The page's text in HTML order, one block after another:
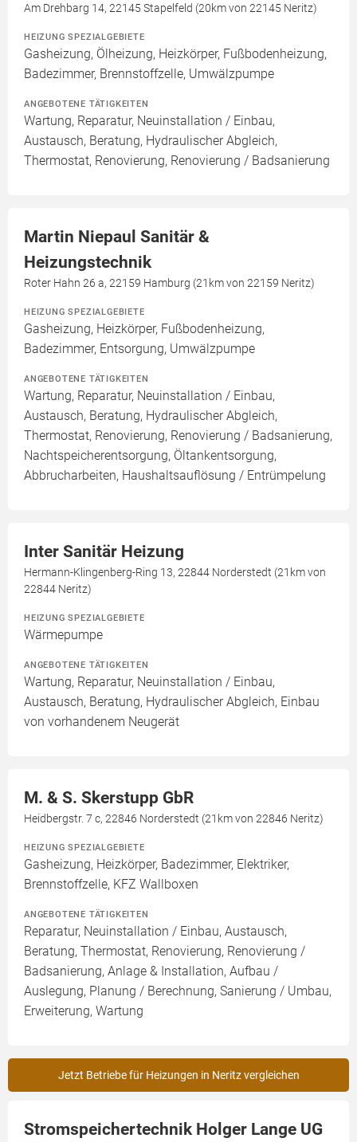
Am Drehbarg 14, 22145 Stapelfeld (20km von 22145 Neritz)
HEIZUNG SPEZIALGEBIETE
Gasheizung, Ölheizung, Heizkörper, Fußbodenheizung,
Badezimmer, Brennstoffzelle, Umwälzpumpe
ANGEBOTENE TÄTIGKEITEN
Wartung, Reparatur, Neuinstallation / Einbau,
Austausch, Beratung, Hydraulischer Abgleich,
Thermostat, Renovierung, Renovierung / Badsanierung
Martin Niepaul Sanitär &
Heizungstechnik
Roter Hahn 26 a, 22159 Hamburg (21km von 22159 Neritz)
HEIZUNG SPEZIALGEBIETE
Gasheizung, Heizkörper, Fußbodenheizung,
Badezimmer, Entsorgung, Umwälzpumpe
ANGEBOTENE TÄTIGKEITEN
Wartung, Reparatur, Neuinstallation / Einbau,
Austausch, Beratung, Hydraulischer Abgleich,
Thermostat, Renovierung, Renovierung / Badsanierung,
Nachtspeicherentsorgung, Öltankentsorgung,
Abbrucharbeiten, Haushaltsauflösung / Entrümpelung
Inter Sanitär Heizung
Hermann-Klingenberg-Ring 13, 22844 Norderstedt (21km von
22844 Neritz)
HEIZUNG SPEZIALGEBIETE
Wärmepumpe
ANGEBOTENE TÄTIGKEITEN
Wartung, Reparatur, Neuinstallation / Einbau,
Austausch, Beratung, Hydraulischer Abgleich, Einbau
von vorhandenem Neugerät
M. & S. Skerstupp GbR
Heidbergstr. 7 c, 22846 Norderstedt (21km von 22846 Neritz)
HEIZUNG SPEZIALGEBIETE
Gasheizung, Heizkörper, Badezimmer, Elektriker,
Brennstoffzelle, KFZ Wallboxen
ANGEBOTENE TÄTIGKEITEN
Reparatur, Neuinstallation / Einbau, Austausch,
Beratung, Thermostat, Renovierung, Renovierung /
Badsanierung, Anlage & Installation, Aufbau /
Auslegung, Planung / Berechnung, Sanierung / Umbau,
Erweiterung, Wartung
Jetzt Betriebe für Heizungen in Neritz vergleichen
Stromspeichertechnik Holger Lange UG